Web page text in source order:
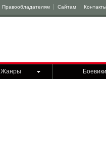
Правообладателям Сайтам Контакты
Жанры Боевики